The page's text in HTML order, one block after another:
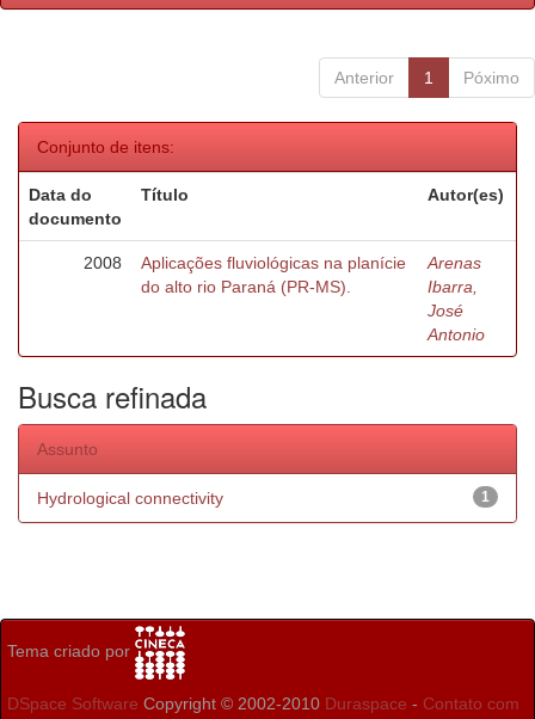
Anterior 1 Póximo
Conjunto de itens:
Data do
documento
Título Autor(es)
2008
Aplicações fluviológicas na planície
do alto rio Paraná (PR-MS).
Arenas
Ibarra,
José
Antonio
Busca refinada
Assunto
1
Hydrological connectivity
Tema criado por
DSpace Software Copyright © 2002-2010 Duraspace - Contato com